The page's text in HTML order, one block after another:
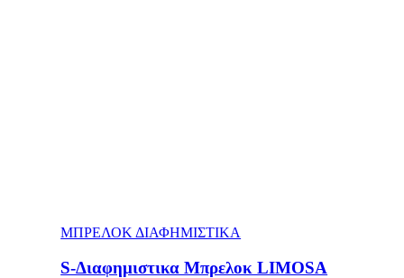
ΜΠΡΕΛΟΚ ΔΙΑΦΗΜΙΣΤΙΚΑ
S-Διαφημιστικα Μπρελοκ LIMOSA